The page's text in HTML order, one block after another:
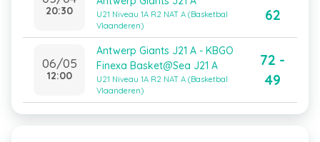
20:30
U21 Niveau 1A R2 NAT A (Basketbal
Vlaanderen)
62
06/05
12:00
Antwerp Giants J21 A - KBGO
Finexa Basket@Sea J21 A
U21 Niveau 1A R2 NAT A (Basketbal
Vlaanderen)
72 -
49